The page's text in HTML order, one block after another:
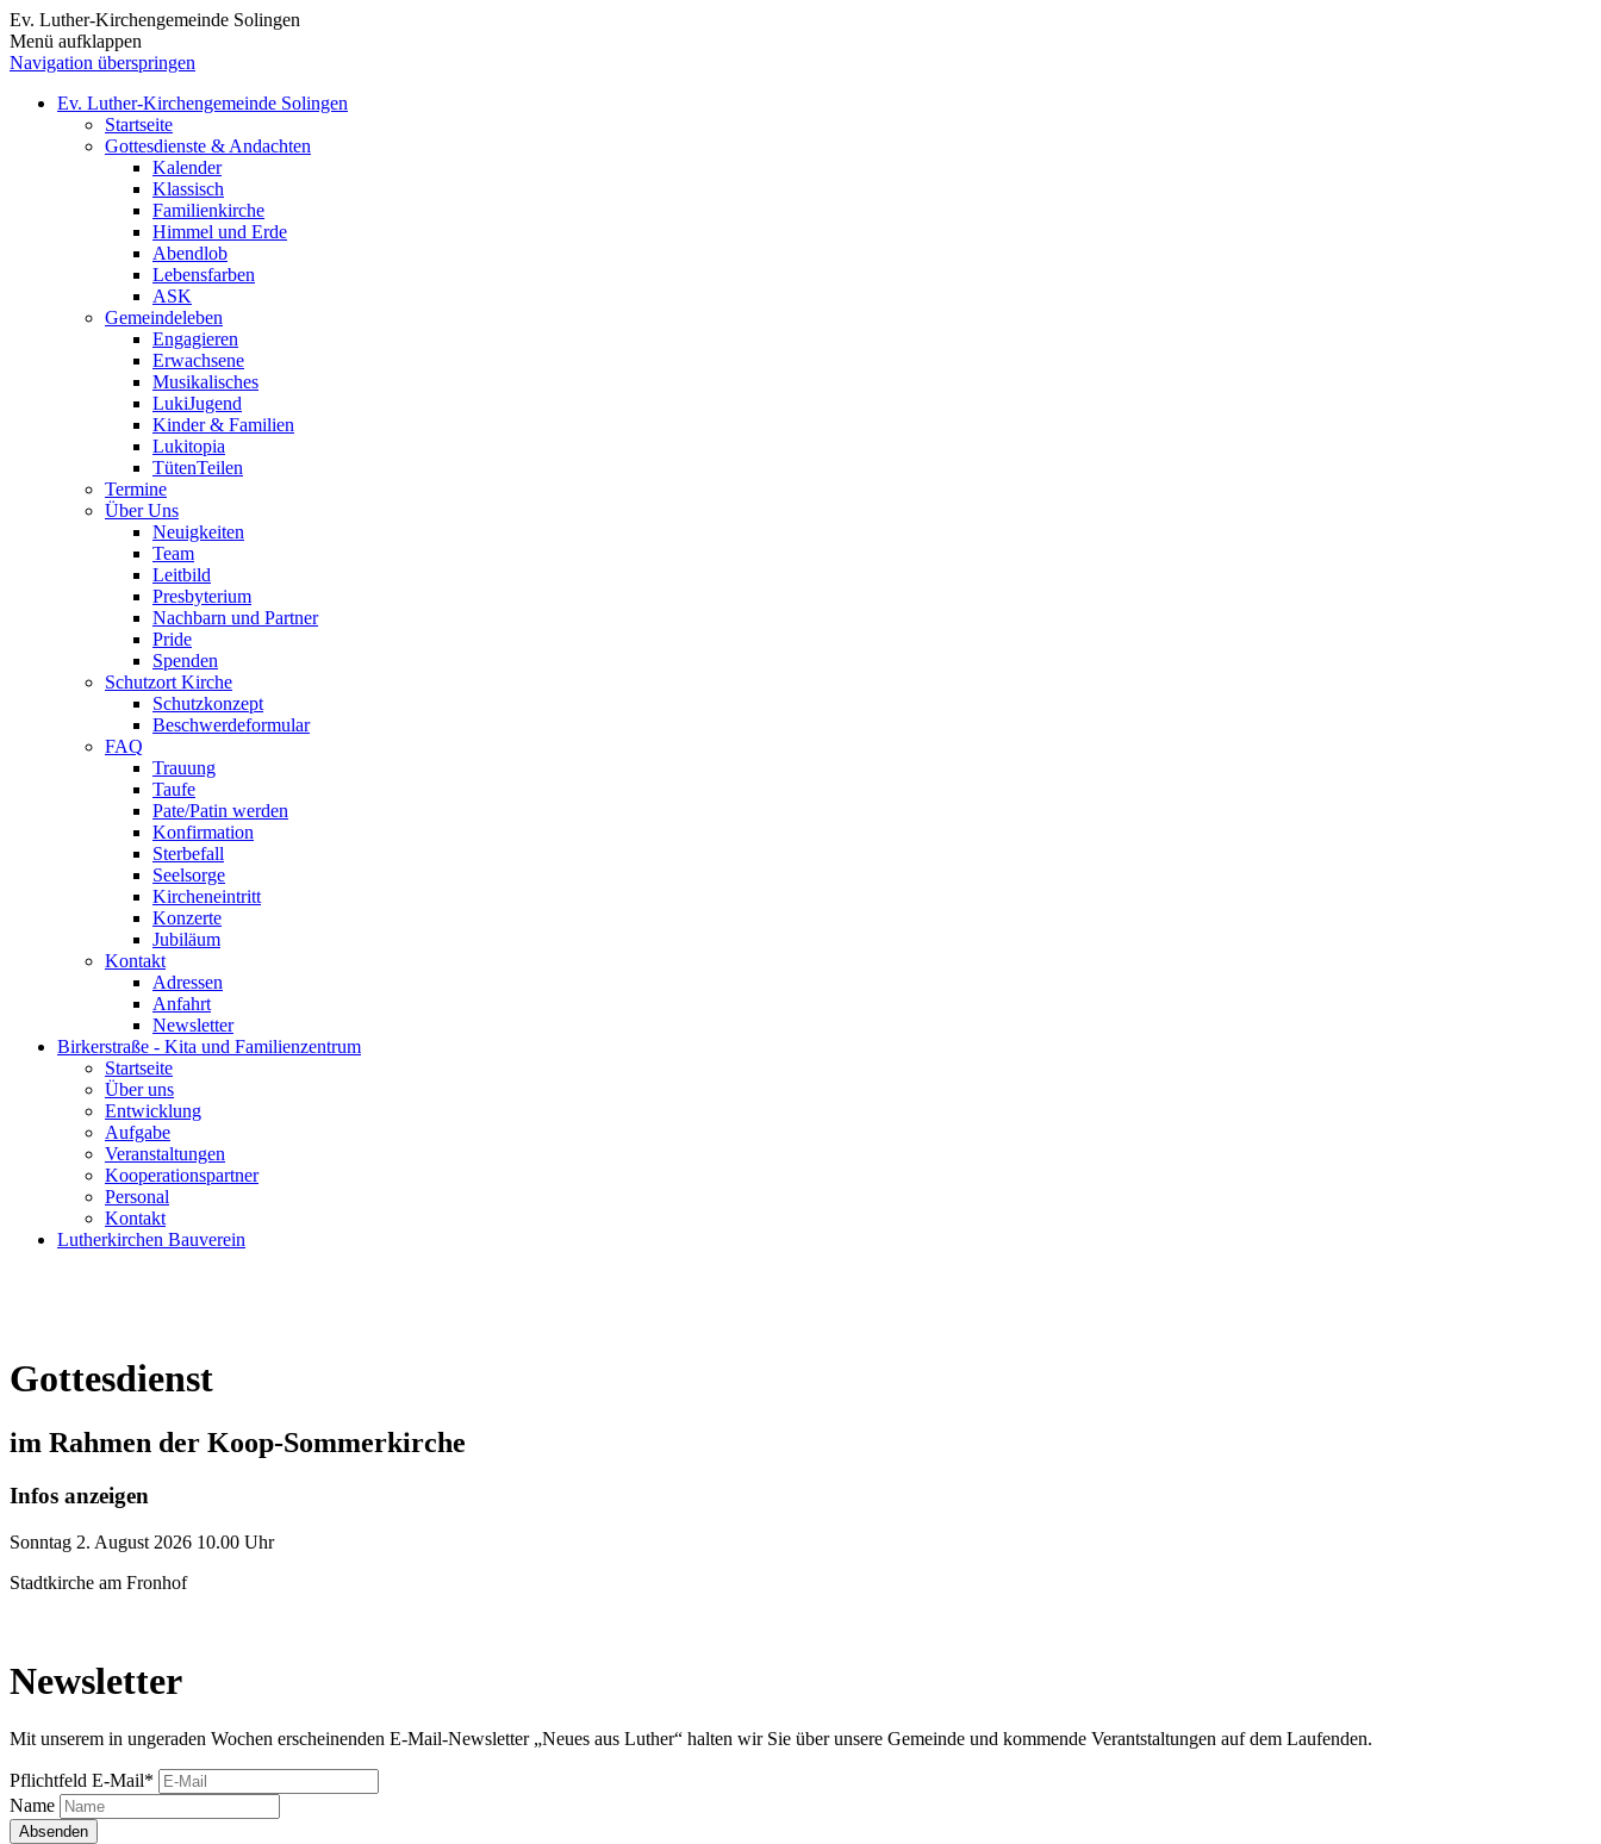
Ev. Luther-Kirchengemeinde Solingen
Menü aufklappen
Navigation überspringen
Ev. Luther-Kirchengemeinde Solingen
Startseite
Gottesdienste & Andachten
Kalender
Klassisch
Familienkirche
Himmel und Erde
Abendlob
Lebensfarben
ASK
Gemeindeleben
Engagieren
Erwachsene
Musikalisches
LukiJugend
Kinder & Familien
Lukitopia
TütenTeilen
Termine
Über Uns
Neuigkeiten
Team
Leitbild
Presbyterium
Nachbarn und Partner
Pride
Spenden
Schutzort Kirche
Schutzkonzept
Beschwerdeformular
FAQ
Trauung
Taufe
Pate/Patin werden
Konfirmation
Sterbefall
Seelsorge
Kircheneintritt
Konzerte
Jubiläum
Kontakt
Adressen
Anfahrt
Newsletter
Birkerstraße - Kita und Familienzentrum
Startseite
Über uns
Entwicklung
Aufgabe
Veranstaltungen
Kooperationspartner
Personal
Kontakt
Lutherkirchen Bauverein
Gottesdienst
im Rahmen der Koop-Sommerkirche
Infos anzeigen
Sonntag 2. August 2026 10.00 Uhr
Stadtkirche am Fronhof
Newsletter
Mit unserem in ungeraden Wochen erscheinenden E-Mail-Newsletter „Neues aus Luther“ halten wir Sie über unsere Gemeinde und kommende Verantstaltungen auf dem Laufenden.
Pflichtfeld E-Mail*
Name
Absenden